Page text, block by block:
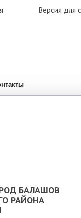
Версия для
БАЛАШОВ
РАЙОНА